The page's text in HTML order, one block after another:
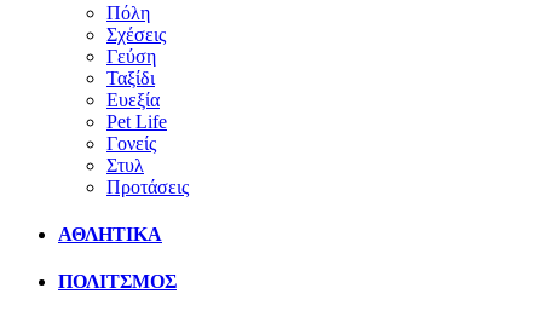
Πόλη
Σχέσεις
Γεύση
Ταξίδι
Ευεξία
Pet Life
Γονείς
Στυλ
Προτάσεις
ΑΘΛΗΤΙΚΑ
ΠΟΛΙΤΣΜΟΣ